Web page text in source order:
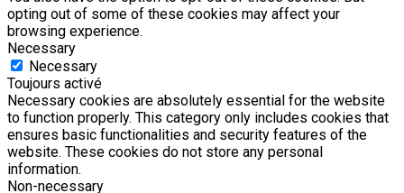
opting out of some of these cookies may affect your
browsing experience.
Necessary
Necessary
Toujours activé
Necessary cookies are absolutely essential for the website
to function properly. This category only includes cookies that
ensures basic functionalities and security features of the
website. These cookies do not store any personal
information.
Non-necessary